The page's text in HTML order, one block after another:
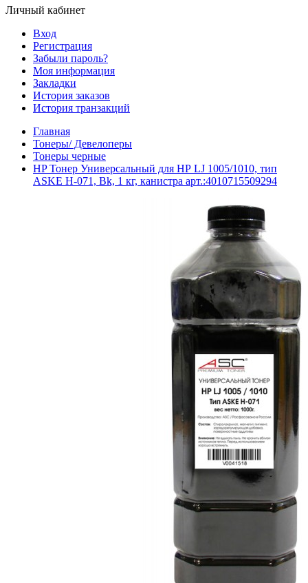
Личный кабинет
Вход
Регистрация
Забыли пароль?
Моя информация
Закладки
История заказов
История транзакций
Главная
Тонеры/ Девелоперы
Тонеры черные
HP Тонер Универсальный для НР LJ 1005/1010, тип
ASKE H-071, Bk, 1 кг, канистра арт.:4010715509294